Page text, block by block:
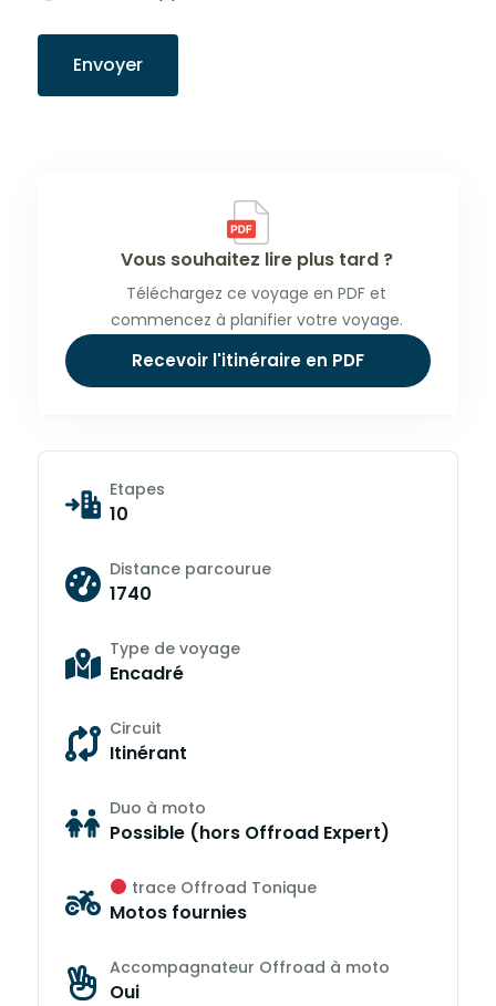
Envoyer
Vous souhaitez lire plus tard ?
Téléchargez ce voyage en PDF et
commencez à planifier votre voyage.
Recevoir l'itinéraire en PDF
Etapes
10
Distance parcourue
1740
Type de voyage
Encadré
Circuit
Itinérant
Duo à moto
Possible (hors Offroad Expert)
trace Offroad Tonique
Motos fournies
Accompagnateur Offroad à moto
Oui